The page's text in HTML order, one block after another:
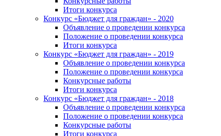
Итоги конкурса
Конкурс «Бюджет для граждан» - 2020
Объявление о проведении конкурса
Положение о проведении конкурса
Итоги конкурса
Конкурс «Бюджет для граждан» - 2019
Объявление о проведении конкурса
Положение о проведении конкурса
Конкурсные работы
Итоги конкурса
Конкурс «Бюджет для граждан» - 2018
Объявление о проведении конкурса
Положение о проведении конкурса
Конкурсные работы
Итоги конкурса